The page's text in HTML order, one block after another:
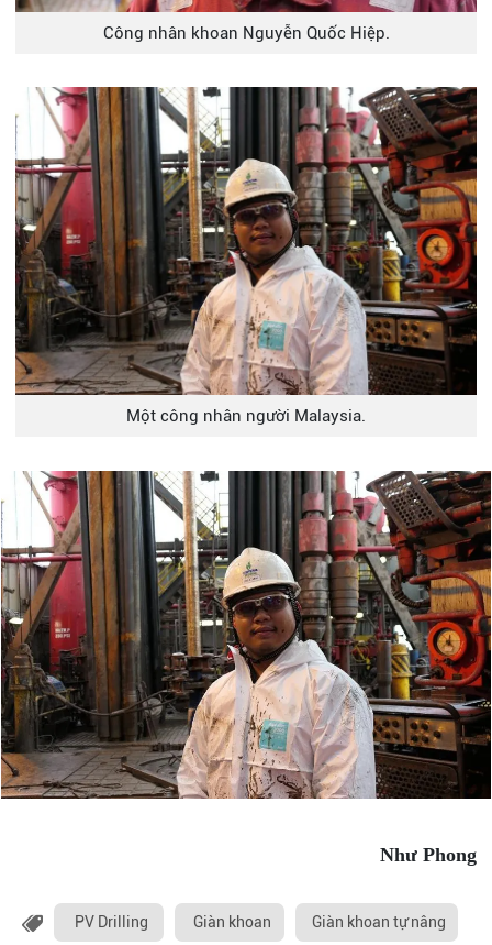
Công nhân khoan Nguyễn Quốc Hiệp.
Một công nhân người Malaysia.
Như Phong
PV Drilling Giàn khoan Giàn khoan tự nâng